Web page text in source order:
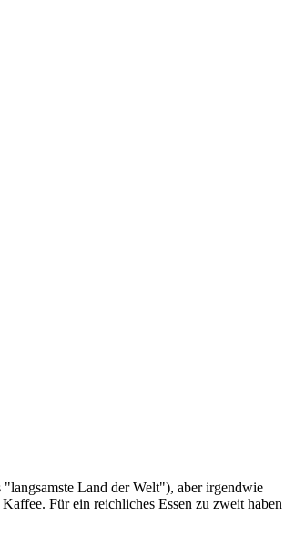
Land der Welt"), aber irgendwie
Für ein reichliches Essen zu zweit haben